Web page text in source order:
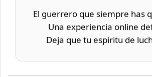
El guerrero que siempre has
Una experiencia online
Deja que tu espiritu de